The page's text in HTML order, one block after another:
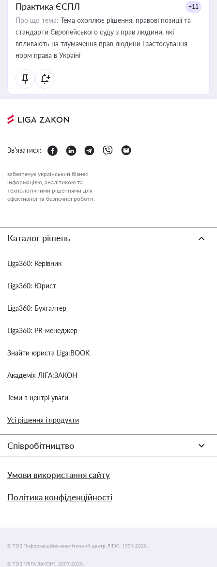
Практика ЄСПЛ +11
Про що тема: Тема охоплює рішення, правові позиції та
стандарти Європейського суду з прав людини, які
впливають на тлумачення прав людини і застосування
норм права в Україні
Зв'язатися:
забезпечує український бізнес
інформацією, аналітикою та
технологічними рішеннями для
ефективної та безпечної роботи.
Каталог рішень
Liga360: Керівник
Liga360: Юрист
Liga360: Бухгалтер
Liga360: PR-менеджер
Знайти юриста Liga:BOOK
Академія ЛІГА:ЗАКОН
Теми в центрі уваги
Усі рішення і продукти
Співробітництво
Умови використання сайту
Політика конфіденційності
© ТОВ "інформаційно-аналітичний центр ЛІГА", 1991-2026.
© ТОВ "ЛІГА ЗАКОН", 2007-2026.